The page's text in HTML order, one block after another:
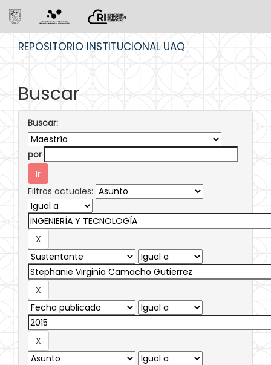
REPOSITORIO INSTITUCIONAL UAQ
Buscar
Buscar:
por
Filtros actuales: